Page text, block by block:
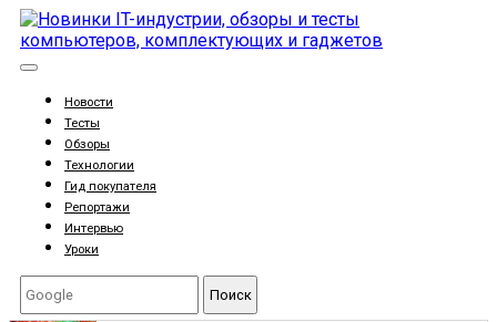
Новости
Тесты
Обзоры
Технологии
Гид покупателя
Репортажи
Интервью
Уроки
Поиск